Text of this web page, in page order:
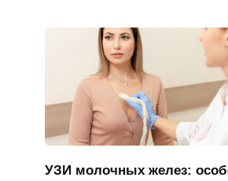
УЗИ молочных желез: